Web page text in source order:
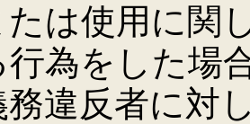
たは使用に関
行為をした場
務違反者に対